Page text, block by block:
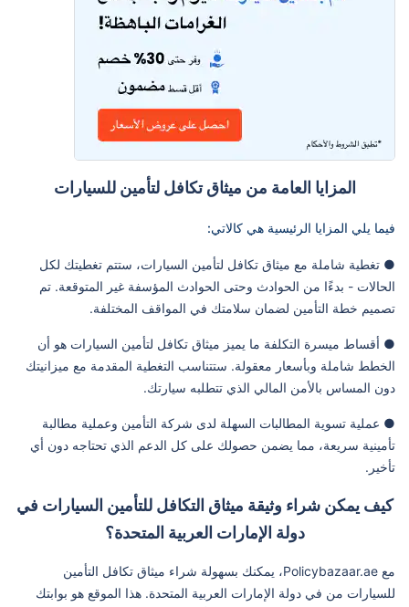
المزايا العامة من ميثاق تكافل لتأمين للسيارات
فيما يلي المزايا الرئيسية هي كالاتي:
● تغطية شاملة مع ميثاق تكافل لتأمين السيارات، ستتم تغطيتك لكل
الحالات - بدءًا من الحوادث وحتى الحوادث المؤسفة غير المتوقعة. تم
تصميم خطة التأمين لضمان سلامتك في المواقف المختلفة.
● أقساط ميسرة التكلفة ما يميز ميثاق تكافل لتأمين السيارات هو أن
الخطط شاملة وبأسعار معقولة. ستتناسب التغطية المقدمة مع ميزانيتك
دون المساس بالأمن المالي الذي تتطلبه سيارتك.
● عملية تسوية المطالبات السهلة لدى شركة التأمين وعملية مطالبة
تأمينية سريعة، مما يضمن حصولك على كل الدعم الذي تحتاجه دون أي
تأخير.
كيف يمكن شراء وثيقة ميثاق التكافل للتأمين السيارات في
دولة الإمارات العربية المتحدة؟
مع Policybazaar.ae، يمكنك بسهولة شراء ميثاق تكافل التأمين
للسيارات من في دولة الإمارات العربية المتحدة. هذا الموقع هو بوابتك